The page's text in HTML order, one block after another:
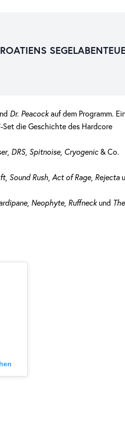
Dr. Peacockauf dem Programm.
Set die Geschichte des Hardcore
, DRS, Spitnoise, Cryogenic & Co.
, Sound Rush, Act of Rage, Rejecta
, Neophyte, Ruffneck und The